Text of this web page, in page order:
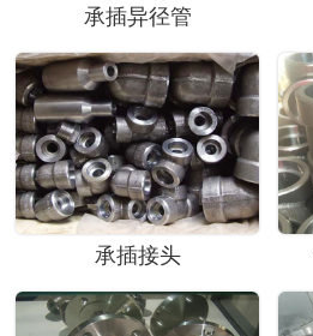
承插异径管
承插接头